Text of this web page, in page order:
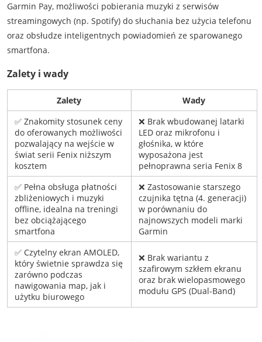
Garmin Pay, możliwości pobierania muzyki z serwisów
streamingowych (np. Spotify) do słuchania bez użycia telefonu
oraz obsłudze inteligentnych powiadomień ze sparowanego
smartfona.
Zalety i wady
Zalety
Wady
✅ Znakomity stosunek ceny
do oferowanych możliwości
pozwalający na wejście w
świat serii Fenix niższym
kosztem
❌ Brak wbudowanej latarki
LED oraz mikrofonu i
głośnika, w które
wyposażona jest
pełnoprawna seria Fenix 8
✅ Pełna obsługa płatności
zbliżeniowych i muzyki
offline, idealna na treningi
bez obciążającego
smartfona
❌ Zastosowanie starszego
czujnika tętna (4. generacji)
w porównaniu do
najnowszych modeli marki
Garmin
✅ Czytelny ekran AMOLED,
który świetnie sprawdza się
zarówno podczas
nawigowania map, jak i
użytku biurowego
❌ Brak wariantu z
szafirowym szkłem ekranu
oraz brak wielopasmowego
modułu GPS (Dual-Band)